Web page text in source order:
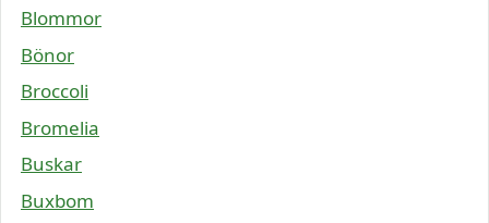
Blommor
Bönor
Broccoli
Bromelia
Buskar
Buxbom